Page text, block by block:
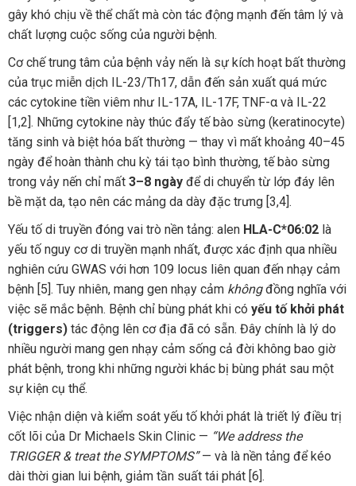
gây khó chịu về thể chất mà còn tác động mạnh đến tâm lý và
chất lượng cuộc sống của người bệnh.
Cơ chế trung tâm của bệnh vảy nến là sự kích hoạt bất thường
của trục miễn dịch IL-23/Th17, dẫn đến sản xuất quá mức
các cytokine tiền viêm như IL-17A, IL-17F, TNF-α và IL-22
[1,2]. Những cytokine này thúc đẩy tế bào sừng (keratinocyte)
tăng sinh và biệt hóa bất thường — thay vì mất khoảng 40–45
ngày để hoàn thành chu kỳ tái tạo bình thường, tế bào sừng
trong vảy nến chỉ mất 3–8 ngàyđể di chuyển từ lớp đáy lên
bề mặt da, tạo nên các mảng da dày đặc trưng [3,4].
Yếu tố di truyền đóng vai trò nền tảng: alen HLA-C*06:02là
yếu tố nguy cơ di truyền mạnh nhất, được xác định qua nhiều
nghiên cứu GWAS với hơn 109 locus liên quan đến nhạy cảm
bệnh [5]. Tuy nhiên, mang gen nhạy cảm khôngđồng nghĩa với
việc sẽ mắc bệnh. Bệnh chỉ bùng phát khi có yếu tố khởi phát
(triggers)tác động lên cơ địa đã có sẵn. Đây chính là lý do
nhiều người mang gen nhạy cảm sống cả đời không bao giờ
phát bệnh, trong khi những người khác bị bùng phát sau một
sự kiện cụ thể.
Việc nhận diện và kiểm soát yếu tố khởi phát là triết lý điều trị
cốt lõi của Dr Michaels Skin Clinic — “We address the
TRIGGER & treat the SYMPTOMS”— và là nền tảng để kéo
dài thời gian lui bệnh, giảm tần suất tái phát [6].